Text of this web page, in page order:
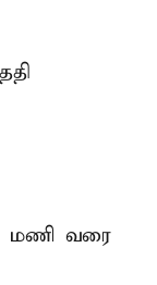
மணி வரை